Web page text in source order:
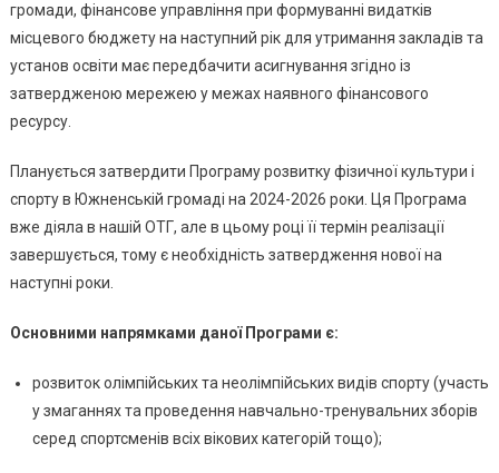
Денному
Близько
20
Питань
громади, фінансове управління при формуванні видатків
місцевого бюджету на наступний рік для утримання закладів та
установ освіти має передбачити асигнування згідно із
затвердженою мережею у межах наявного фінансового
ресурсу.
Планується затвердити Програму розвитку фізичної культури і
спорту в Южненській громаді на 2024-2026 роки. Ця Програма
вже діяла в нашій ОТГ, але в цьому році її термін реалізації
завершується, тому є необхідність затвердження нової на
наступні роки.
Основними напрямками даної Програми є:
розвиток олімпійських та неолімпійських видів спорту (участь
у змаганнях та проведення навчально-тренувальних зборів
серед спортсменів всіх вікових категорій тощо);